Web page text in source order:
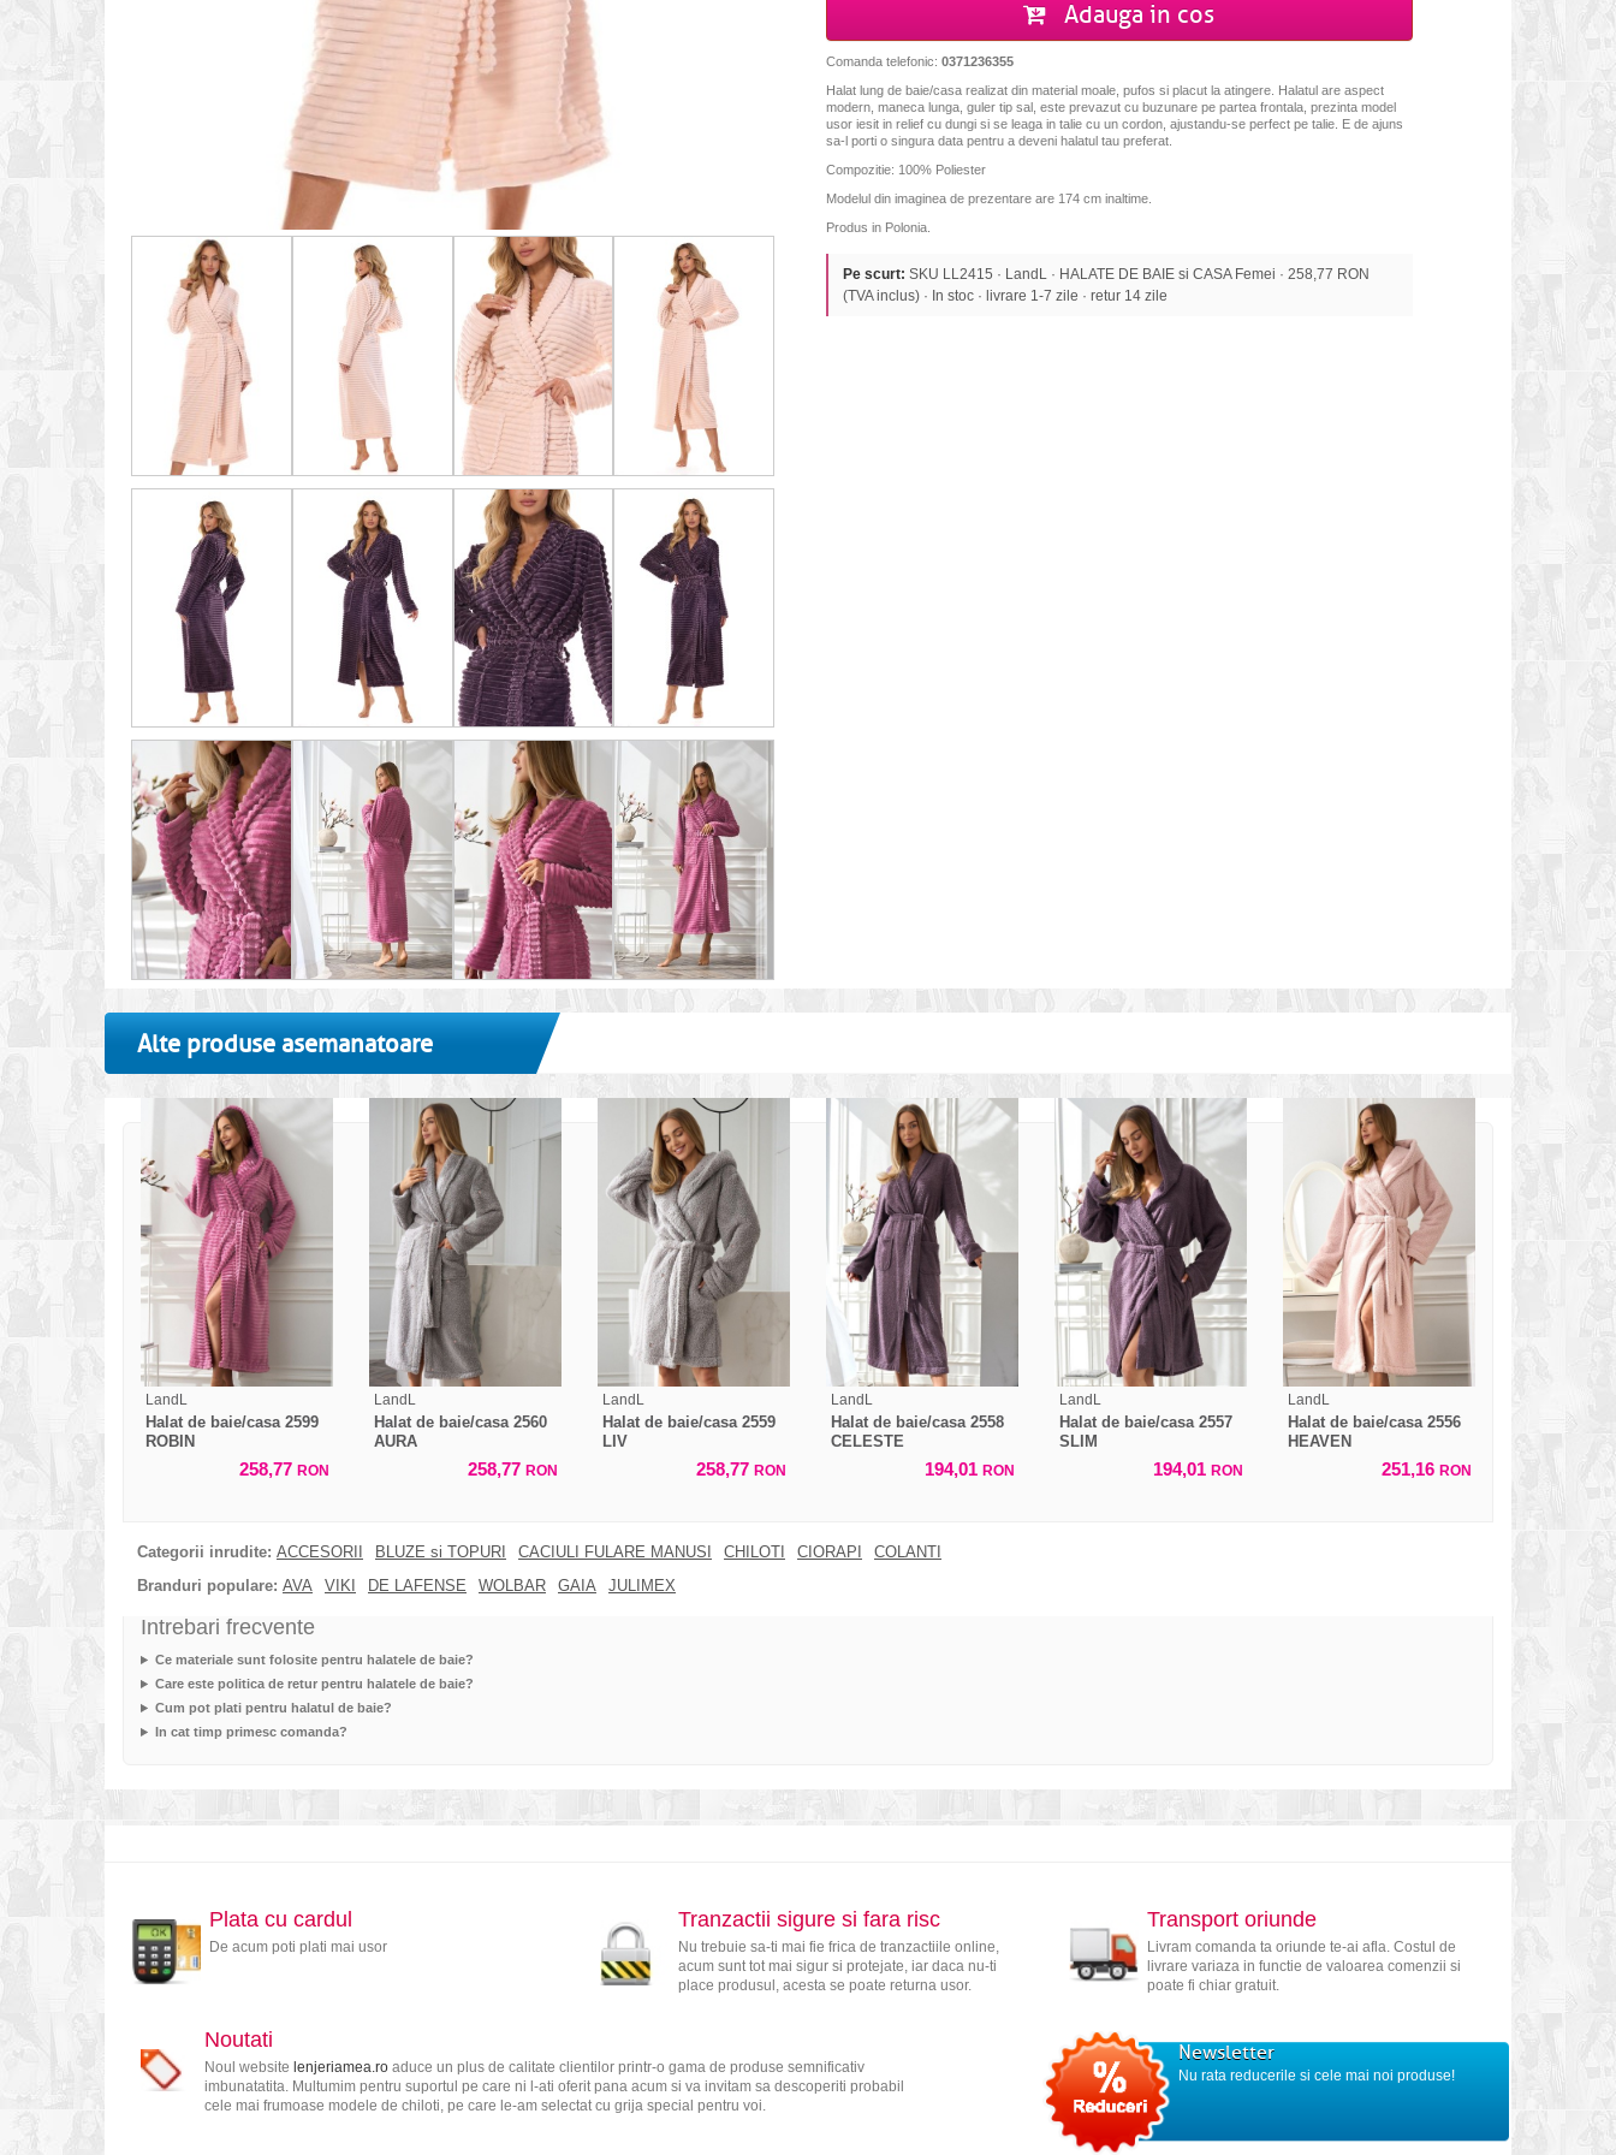
Adauga in cos
Comanda telefonic: 0371236355
Halat lung de baie/casa realizat din material moale, pufos si placut la atingere. Halatul are aspect
modern, maneca lunga, guler tip sal, este prevazut cu buzunare pe partea frontala, prezinta model
usor iesit in relief cu dungi si se leaga in talie cu un cordon, ajustandu-se perfect pe talie. E de ajuns
sa-l porti o singura data pentru a deveni halatul tau preferat.
Compozitie: 100% Poliester
Modelul din imaginea de prezentare are 174 cm inaltime.
Produs in Polonia.
Pe scurt: SKU LL2415 · LandL · HALATE DE BAIE si CASA Femei · 258,77 RON
(TVA inclus) · In stoc · livrare 1-7 zile · retur 14 zile
Alte produse asemanatoare
LandL
Halat de baie/casa 2599
ROBIN
258,77 RON
LandL
Halat de baie/casa 2560
AURA
258,77 RON
LandL
Halat de baie/casa 2559
LIV
258,77 RON
LandL
Halat de baie/casa 2558
CELESTE
194,01 RON
LandL
Halat de baie/casa 2557
SLIM
194,01 RON
LandL
Halat de baie/casa 2556
HEAVEN
251,16 RON
Categorii inrudite: ACCESORII BLUZE si TOPURI CACIULI FULARE MANUSI CHILOTI CIORAPI
COLANTI
Branduri populare: AVA VIKI DE LAFENSE WOLBAR GAIA JULIMEX
Intrebari frecvente
Ce materiale sunt folosite pentru halatele de baie?
Care este politica de retur pentru halatele de baie?
Cum pot plati pentru halatul de baie?
In cat timp primesc comanda?
Plata cu cardul
De acum poti plati mai usor
Tranzactii sigure si fara risc
Nu trebuie sa-ti mai fie frica de tranzactiile online,
acum sunt tot mai sigur si protejate, iar daca nu-ti
place produsul, acesta se poate returna usor.
Transport oriunde
Livram comanda ta oriunde te-ai afla. Costul de
livrare variaza in functie de valoarea comenzii si
poate fi chiar gratuit.
Noutati
Noul website lenjeriamea.roaduce un plus de calitate clientilor printr-o gama de produse semnificativ
imbunatatita. Multumim pentru suportul pe care ni l-ati oferit pana acum si va invitam sa descoperiti probabil
cele mai frumoase modele de chiloti, pe care le-am selectat cu grija special pentru voi.
Newsletter
Nu rata reducerile si cele mai noi produse!